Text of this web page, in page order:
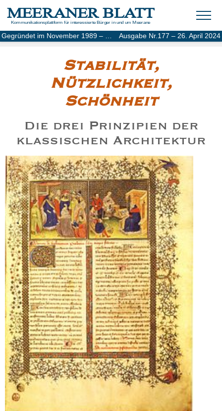
MEERANER BLATT
Kommunikationsplattform für interessierte Bürger in und um Meerane
Ausgabe Nr.177 – 26. April 2024
Gegründet im November 1989 – Online-Ausgabe seit 2004
Stabilität,
Nützlichkeit,
Schönheit
Die drei Prinzipien der
klassischen Architektur